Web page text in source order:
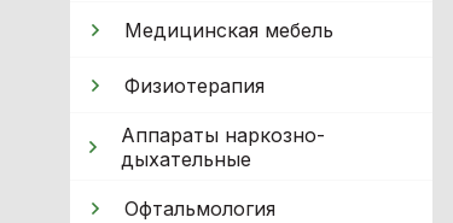
Медицинская мебель
Физиотерапия
Аппараты наркозно-
дыхательные
Офтальмология